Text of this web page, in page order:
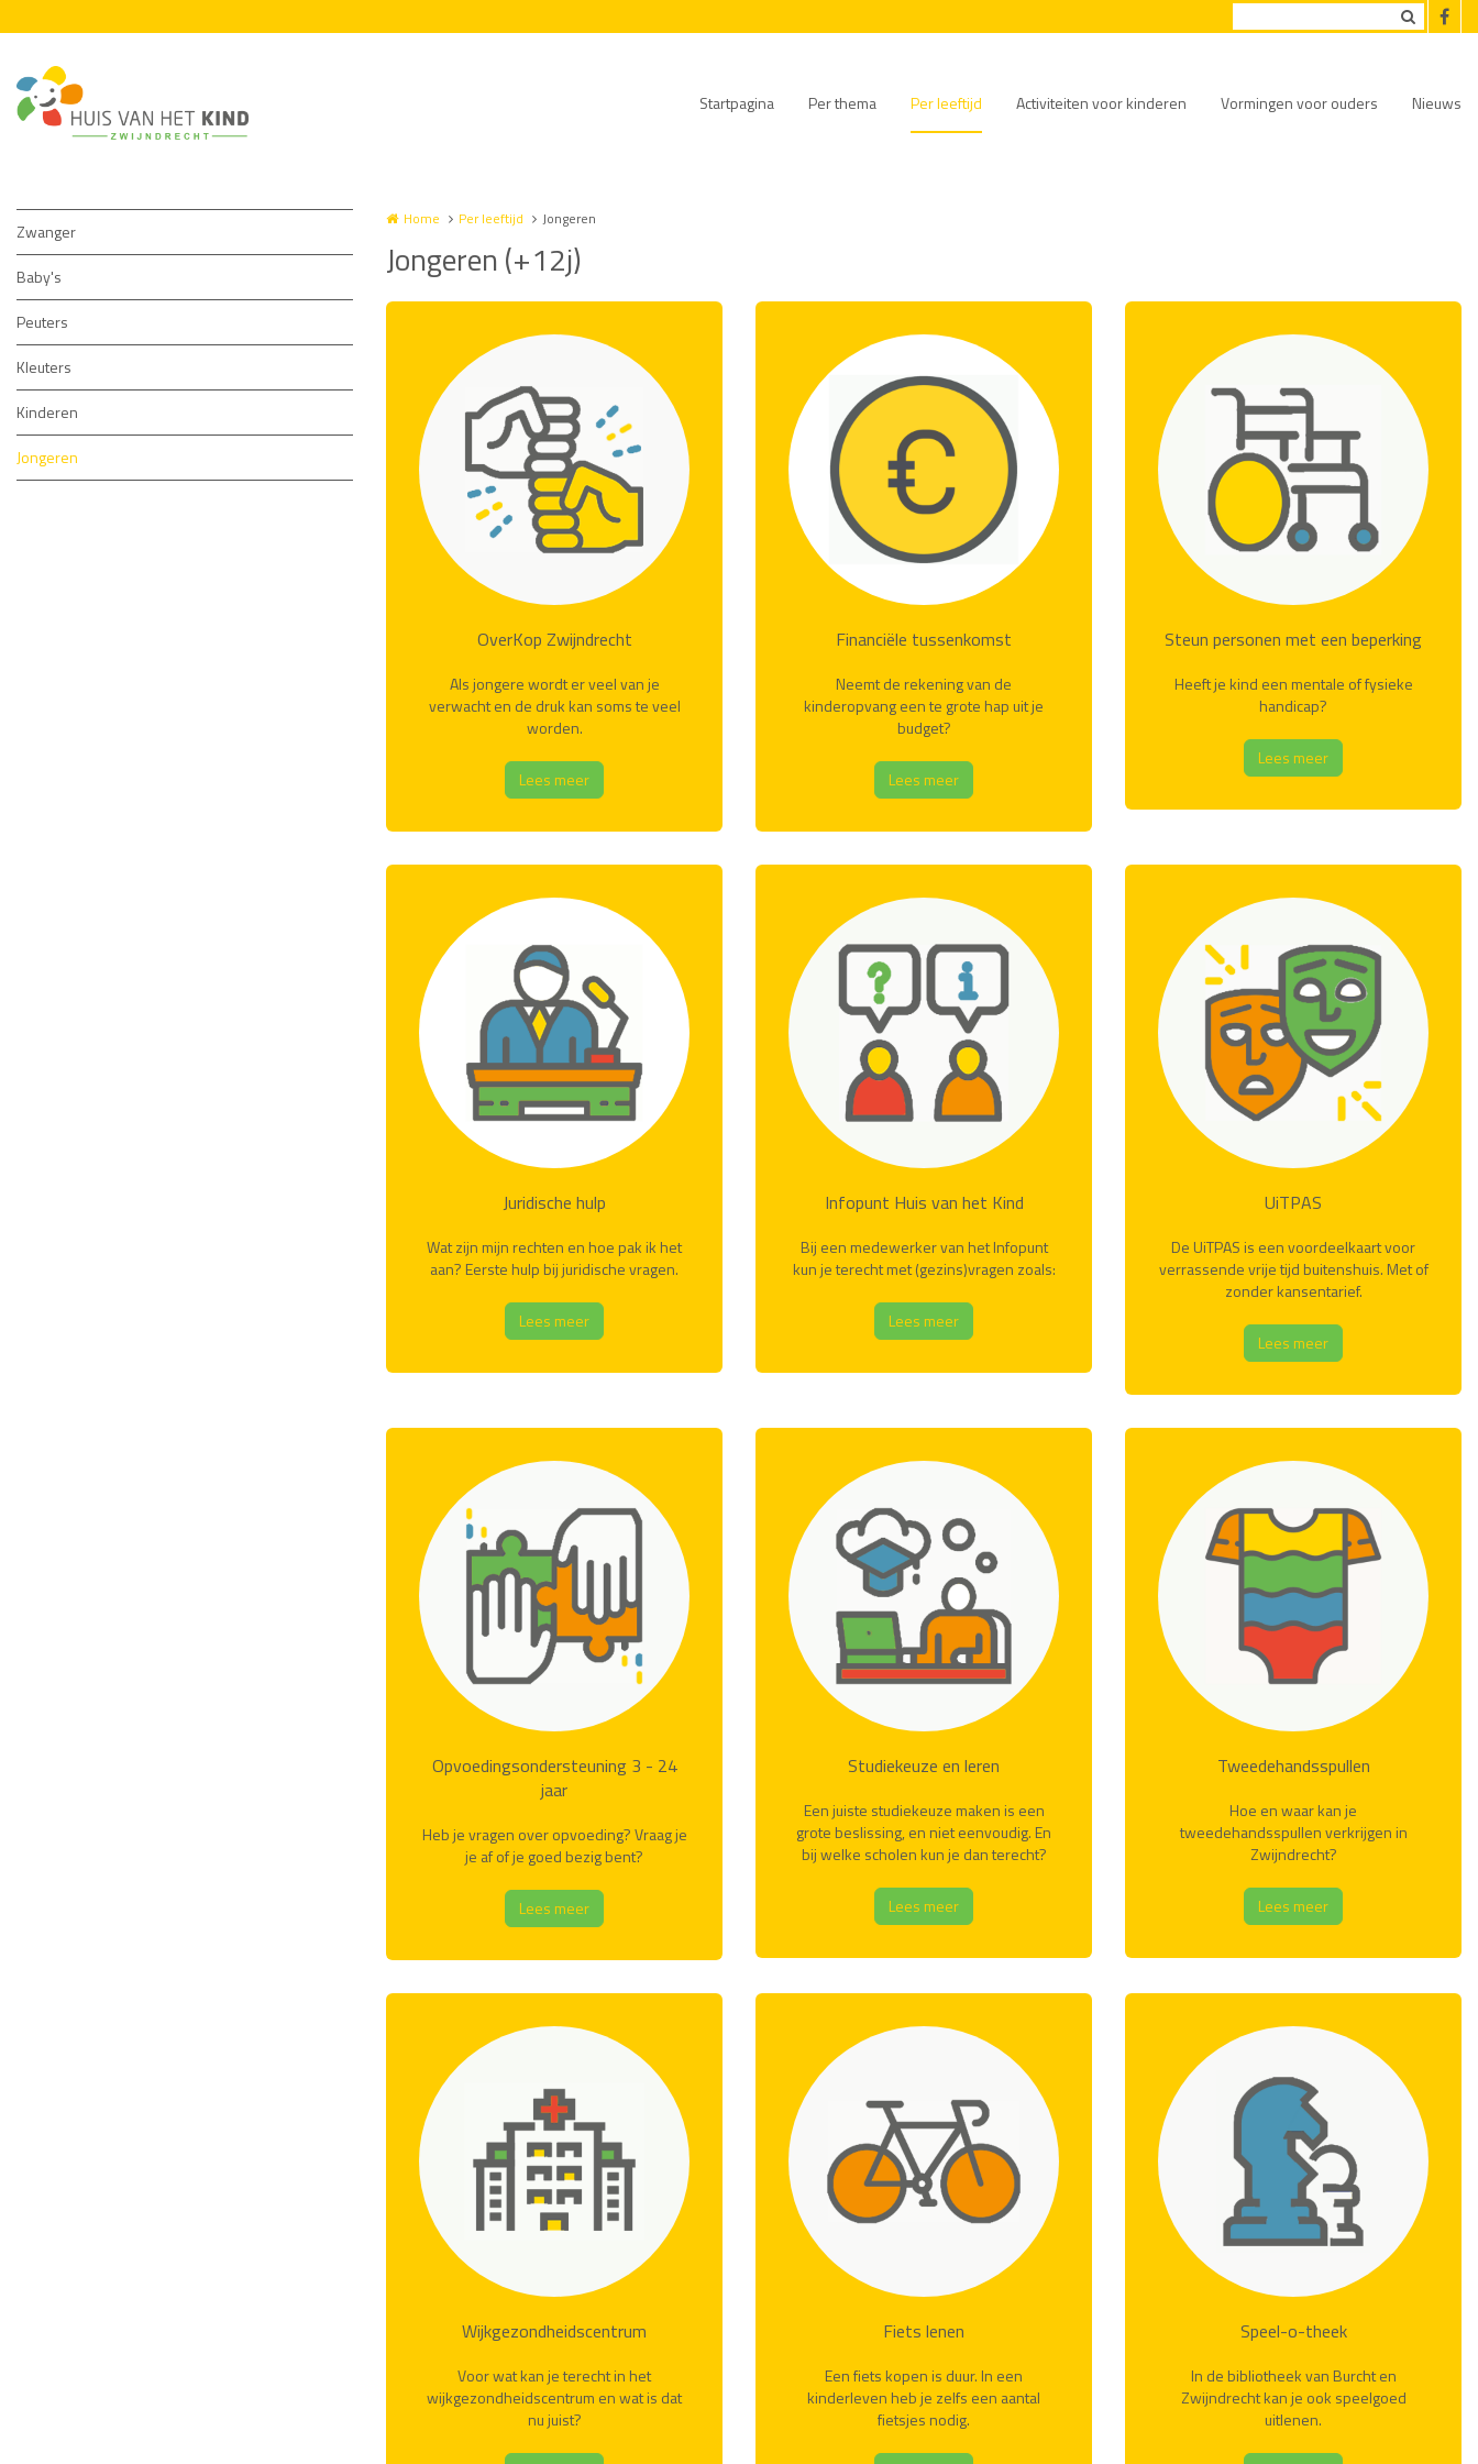
Startpagina Per thema Per leeftijd Activiteiten voor kinderen Vormingen voor ouders Nieuws
Zwanger
Baby's
Peuters
Kleuters
Kinderen
Jongeren
Home Per leeftijd Jongeren
Jongeren (+12j)
OverKop Zwijndrecht
Als jongere wordt er veel van je
verwacht en de druk kan soms te veel
worden.
Lees meer
Financiële tussenkomst
Neemt de rekening van de
kinderopvang een te grote hap uit je
budget?
Lees meer
Steun personen met een beperking
Heeft je kind een mentale of fysieke
handicap?
Lees meer
Juridische hulp
Wat zijn mijn rechten en hoe pak ik het
aan? Eerste hulp bij juridische vragen.
Lees meer
Infopunt Huis van het Kind
Bij een medewerker van het Infopunt
kun je terecht met (gezins)vragen zoals:
Lees meer
UiTPAS
De UiTPAS is een voordeelkaart voor
verrassende vrije tijd buitenshuis. Met of
zonder kansentarief.
Lees meer
Opvoedingsondersteuning 3 - 24
jaar
Heb je vragen over opvoeding? Vraag je
je af of je goed bezig bent?
Lees meer
Studiekeuze en leren
Een juiste studiekeuze maken is een
grote beslissing, en niet eenvoudig. En
bij welke scholen kun je dan terecht?
Lees meer
Tweedehandsspullen
Hoe en waar kan je
tweedehandsspullen verkrijgen in
Zwijndrecht?
Lees meer
Wijkgezondheidscentrum
Voor wat kan je terecht in het
wijkgezondheidscentrum en wat is dat
nu juist?
Fiets lenen
Een fiets kopen is duur. In een
kinderleven heb je zelfs een aantal
fietsjes nodig.
Speel-o-theek
In de bibliotheek van Burcht en
Zwijndrecht kan je ook speelgoed
uitlenen.